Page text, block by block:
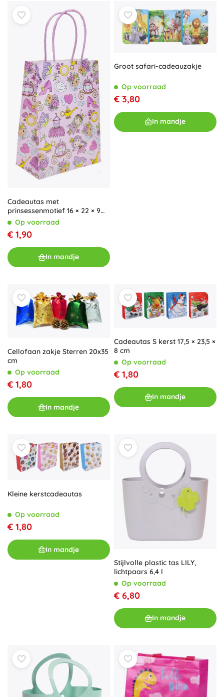
Cadeautas met
prinsessenmotief 16 × 22 × 9
cmOp voorraad
€ 1,90
In mandje
Groot safari-cadeauzakje
Op voorraad
€ 3,80
In mandje
Cellofaan zakje Sterren 20x35
cm
Op voorraad
€ 1,80
In mandje
Cadeautas S kerst 17,5 × 23,5 ×
8 cm
Op voorraad
€ 1,80
In mandje
Kleine kerstcadeautas
Op voorraad
€ 1,80
In mandje
Stijlvolle plastic tas LILY,
lichtpaars 6,4 l
Op voorraad
€ 6,80
In mandje